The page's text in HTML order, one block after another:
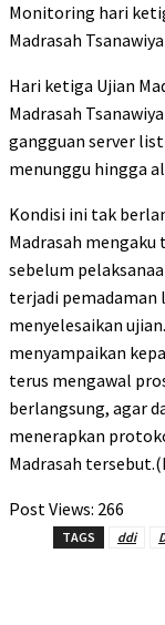
Monitoring hari
Madrasah
Hari ketiga Ujian
Madrasah
gangguan server
menunggu hingga
Kondisi ini tak
Madrasah
sebelum
terjadi pemadaman
menyelesaikan
menyampaikan
terus mengawal
berlangsung, agar
menerapkan
Madrasah
Post Views: 266
TAGS ddi